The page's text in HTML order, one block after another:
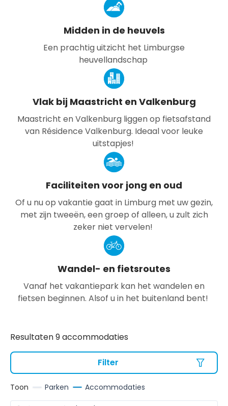
Midden in de heuvels
Een prachtig uitzicht het Limburgse
heuvellandschap
Vlak bij Maastricht en Valkenburg
Maastricht en Valkenburg liggen op fietsafstand
van Résidence Valkenburg. Ideaal voor leuke
uitstapjes!
Faciliteiten voor jong en oud
Of u nu op vakantie gaat in Limburg met uw gezin,
met zijn tweeën, een groep of alleen, u zult zich
zeker niet vervelen!
Wandel- en fietsroutes
Vanaf het vakantiepark kan het wandelen en
fietsen beginnen. Alsof u in het buitenland bent!
Resultaten 9 accommodaties
Filter
Toon Parken Accommodaties